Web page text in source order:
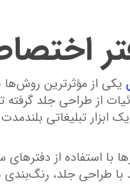
یکی از مؤثرترین روش‌ها
از طراحی جلد
ابزار تبلیغاتی
با استفاده از
با طراحی جلد، رنگ‌بندی